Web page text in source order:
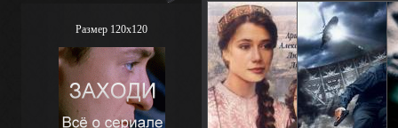
Размер 120x120